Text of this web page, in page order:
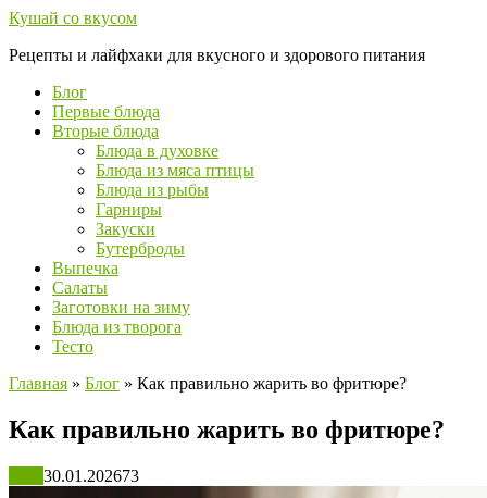
Перейти
контенту
Кушай со вкусом
Рецепты и лайфхаки для вкусного и здорового питания
Блог
Первые блюда
Вторые блюда
Блюда в духовке
Блюда из мяса птицы
Блюда из рыбы
Гарниры
Закуски
Бутерброды
Выпечка
Салаты
Заготовки на зиму
Блюда из творога
Тесто
Главная » Блог » Как правильно жарить во фритюре?
Как правильно жарить во фритюре?
30.01.202673